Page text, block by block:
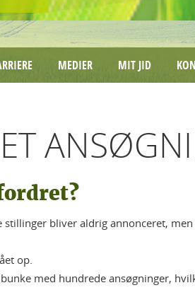
MEDIER MIT JID
stillinger bliver aldrig annonceret,
op.
med hundrede ansøgninger,